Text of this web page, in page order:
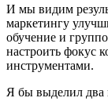
И мы видим
маркетингу
обучение и
настроить фокус
инструментами.
Я бы выделил два